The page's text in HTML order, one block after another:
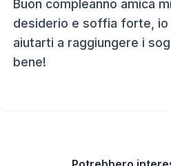
Buon compleanno amica
desiderio e soffia forte, io
aiutarti a raggiungere i
bene!